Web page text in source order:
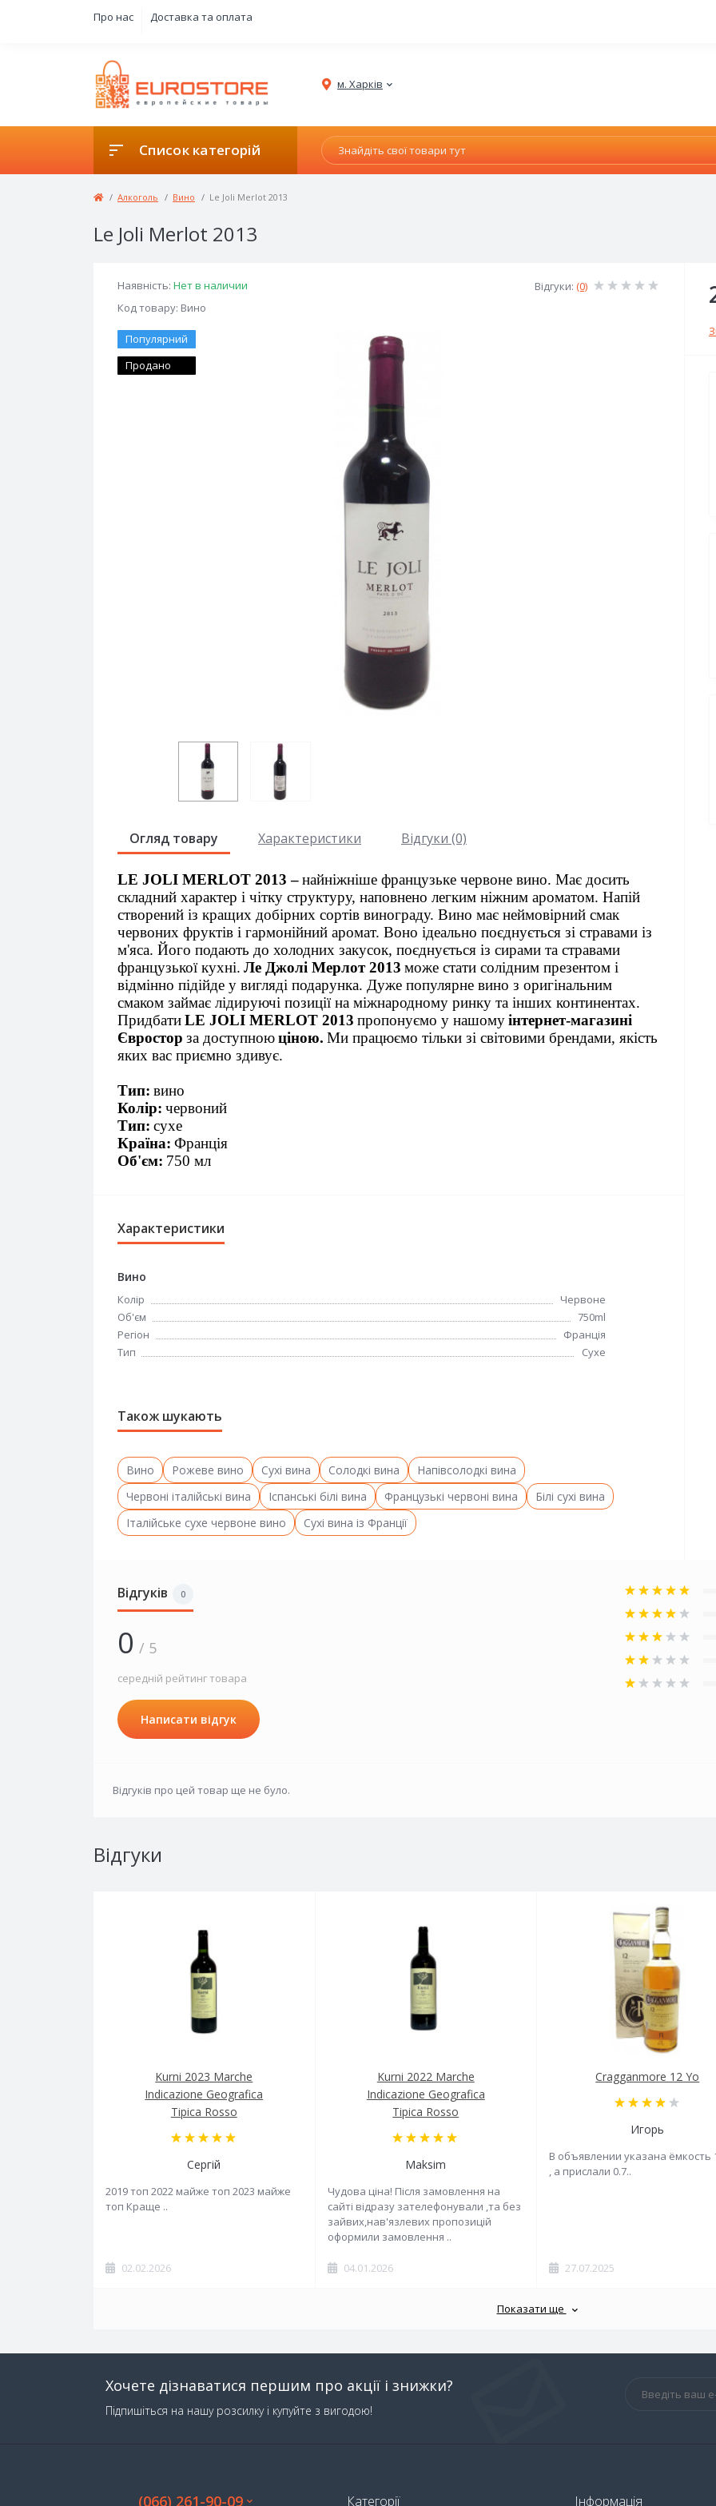
Про нас Доставка та оплата
м. Харків
Список категорій
Алкоголь Вино Le Joli Merlot 2013
Le Joli Merlot 2013
Наявність: Нет в наличии
Код товару: Вино
Відгуки: (0)
Популярний
Продано
Огляд товару Характеристики Відгуки (0)
LE JOLI MERLOT 2013 –найніжніше французьке червоне вино. Має досить
складний характер і чітку структуру, наповнено легким ніжним ароматом. Напій
створений із кращих добірних сортів винограду. Вино має неймовірний смак
червоних фруктів і гармонійний аромат. Воно ідеально поєднується зі стравами із
м'яса. Його подають до холодних закусок, поєднується із сирами та стравами
французької кухні. Ле Джолі Мерлот 2013 може стати солідним презентом і
відмінно підійде у вигляді подарунка. Дуже популярне вино з оригінальним
смаком займає лідируючі позиції на міжнародному ринку та інших континентах.
ПридбатиLE JOLI MERLOT 2013 пропонуємо у нашомуінтернет-магазині
Євростор за доступноюціною. Ми працюємо тільки зі світовими брендами, якість
яких вас приємно здивує.
Тип: вино
Колір: червоний
Тип: сухе
Країна: Франція
Об'єм: 750 мл
Характеристики
Вино
Колір
Червоне
Об'єм
750ml
Регіон
Франція
Тип
Сухе
Також шукають
Вино Рожеве вино Сухі вина Солодкі вина
Напівсолодкі вина
Червоні італійські вина
Іспанські білі вина Французькі червоні вина
Білі сухі вина
Італійське сухе червоне вино
Сухі вина із Франції
Відгуків 0
0 / 5
середній рейтинг товара
Написати відгук
Відгуків про цей товар ще не було.
Відгуки
Kurni 2023 Marche
Indicazione Geografica
Tipica Rosso
Сергій
2019 топ 2022 майже топ 2023 майже
топ Краще ..
02.02.2026
Kurni 2022 Marche
Indicazione Geografica
Tipica Rosso
Maksim
Чудова ціна! Після замовлення на
сайті відразу зателефонували ,та без
зайвих,нав'язлевих пропозицій
оформили замовлення ..
04.01.2026
Cragganmore 12 Yo
Игорь
В объявлении указана ёмкость
, а прислали 0.7..
27.07.2025
Показати ще
Хочете дізнаватися першим про акції і знижки?
Підпишіться на нашу розсилку і купуйте з вигодою!
(066) 261-90-09 Категорії Інформація